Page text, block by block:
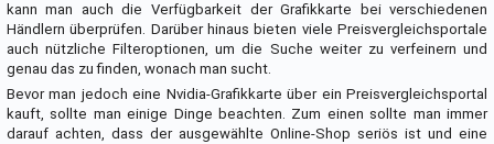
kann man auch die Verfügbarkeit der Grafikkarte bei verschiedenen
Händlern überprüfen. Darüber hinaus bieten viele Preisvergleichsportale
auch nützliche Filteroptionen, um die Suche weiter zu verfeinern und
genau das zu finden, wonach man sucht.
Bevor man jedoch eine Nvidia-Grafikkarte über ein Preisvergleichsportal
kauft, sollte man einige Dinge beachten. Zum einen sollte man immer
darauf achten, dass der ausgewählte Online-Shop seriös ist und eine